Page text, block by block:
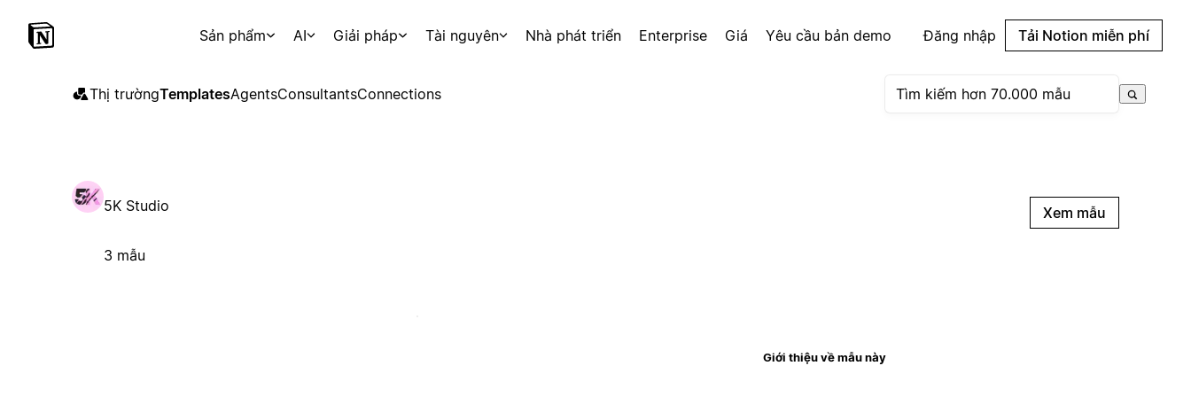
Sản phẩm AI Giải pháp Tài nguyên Nhà phát triển Enterprise Giá Yêu cầu bản demo Đăng nhập Tải Notion miễn phí
Thị trườngTemplatesAgentsConsultantsConnections
5K Studio
3 mẫu
Xem mẫu
Giới thiệu về mẫu này